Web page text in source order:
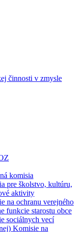
činnosti v zmysle
komisia
pre školstvo, kultúru,
aktivity
na ochranu verejného
funkcie starostu obce
sociálnych vecí
Komisie na